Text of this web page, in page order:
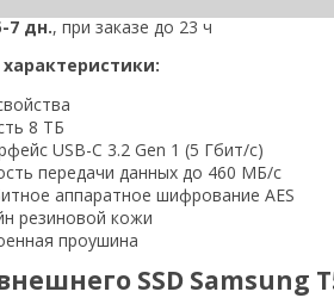
7 дн., при заказе до 23 ч
8 ТБ
USB-C 3.2 Gen 1 (5 Гбит/с)
передачи данных до 460 МБ/с
аппаратное шифрование AES
резиновой кожи
проушина
SSD Samsung